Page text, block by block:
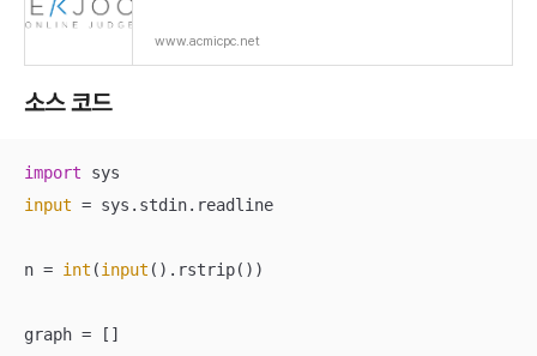
www.acmicpc.net
소스 코드
import
input = sys.stdin.readline
n = int (input ().rstrip())